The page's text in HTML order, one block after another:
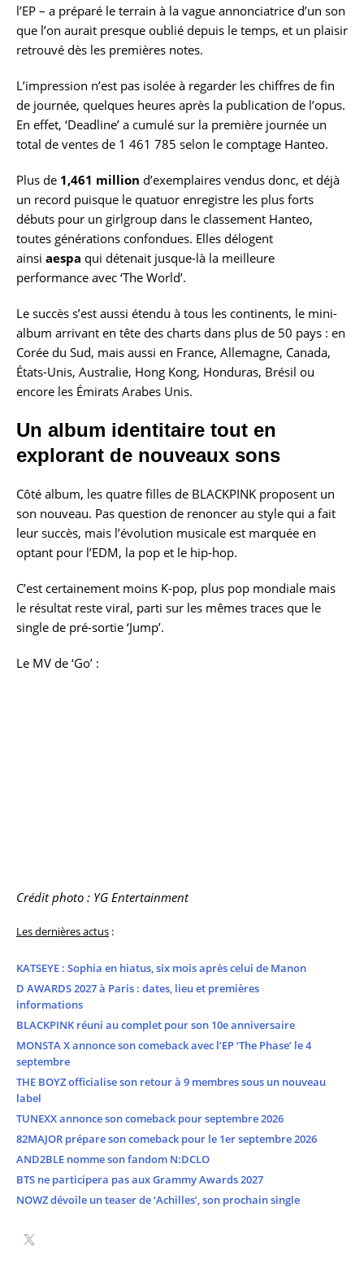
l’EP – a préparé le terrain à la vague annonciatrice d’un son
que l’on aurait presque oublié depuis le temps, et un plaisir
retrouvé dès les premières notes.
L’impression n’est pas isolée à regarder les chiffres de fin
de journée, quelques heures après la publication de l’opus.
En effet, ‘Deadline’ a cumulé sur la première journée un
total de ventes de 1 461 785 selon le comptage Hanteo.
Plus de 1,461 million d’exemplaires vendus donc, et déjà
un record puisque le quatuor enregistre les plus forts
débuts pour un girlgroup dans le classement Hanteo,
toutes générations confondues. Elles délogent
ainsi aespa qui détenait jusque-là la meilleure
performance avec ‘The World’.
Le succès s’est aussi étendu à tous les continents, le mini-
album arrivant en tête des charts dans plus de 50 pays : en
Corée du Sud, mais aussi en France, Allemagne, Canada,
États-Unis, Australie, Hong Kong, Honduras, Brésil ou
encore les Émirats Arabes Unis.
Un album identitaire tout en
explorant de nouveaux sons
Côté album, les quatre filles de BLACKPINK proposent un
son nouveau. Pas question de renoncer au style qui a fait
leur succès, mais l’évolution musicale est marquée en
optant pour l’EDM, la pop et le hip-hop.
C’est certainement moins K-pop, plus pop mondiale mais
le résultat reste viral, parti sur les mêmes traces que le
single de pré-sortie ‘Jump’.
Le MV de ‘Go’ :
Crédit photo : YG Entertainment
Les dernières actus :
KATSEYE : Sophia en hiatus, six mois après celui de Manon
D AWARDS 2027 à Paris : dates, lieu et premières
informations
BLACKPINK réuni au complet pour son 10e anniversaire
MONSTA X annonce son comeback avec l’EP ‘The Phase’ le 4
septembre
THE BOYZ officialise son retour à 9 membres sous un nouveau
label
TUNEXX annonce son comeback pour septembre 2026
82MAJOR prépare son comeback pour le 1er septembre 2026
AND2BLE nomme son fandom N:DCLO
BTS ne participera pas aux Grammy Awards 2027
NOWZ dévoile un teaser de ‘Achilles’, son prochain single